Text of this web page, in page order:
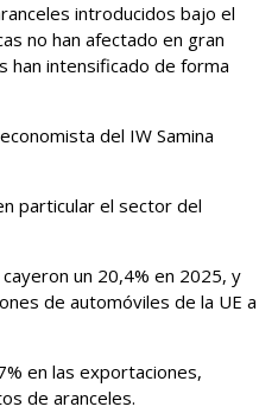
introducidos bajo el
no han afectado en gran
han ​intensificado de ​forma
del ‌IW Samina
particular el sector del
un 20,4% en 2025, y
de automóviles de la UE a
en las exportaciones,
​de aranceles.